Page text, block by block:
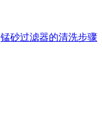
锰砂过滤器的清洗步骤